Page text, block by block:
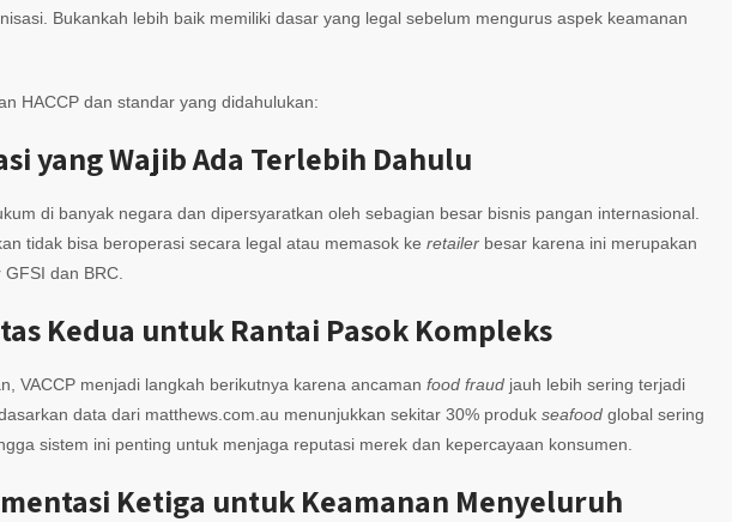
Bukankah lebih baik memiliki dasar yang legal sebelum mengurus aspek keamanan
HACCP dan standar yang didahulukan:
yang Wajib Ada Terlebih Dahulu
di banyak negara dan dipersyaratkan oleh sebagian besar bisnis pangan internasional.
tidak bisa beroperasi secara legal atau memasok ke retailer besar karena ini merupakan
dan BRC.
Kedua untuk Rantai Pasok Kompleks
VACCP menjadi langkah berikutnya karena ancaman food fraud jauh lebih sering terjadi
data dari matthews.com.au menunjukkan sekitar 30% produk seafood global sering
sistem ini penting untuk menjaga reputasi merek dan kepercayaan konsumen.
Ketiga untuk Keamanan Menyeluruh